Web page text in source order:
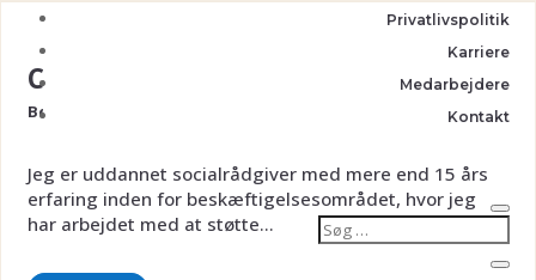
Privatlivspolitik
Karriere
Medarbejdere
Kontakt
Christina Bjerg Nielsen
Beskæftigelseskonsulent
Jeg er uddannet socialrådgiver med mere end 15 års
erfaring inden for beskæftigelsesområdet, hvor jeg
har arbejdet med at støtte...